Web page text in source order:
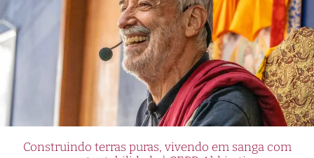
Construindo terras puras, vivendo em sanga com